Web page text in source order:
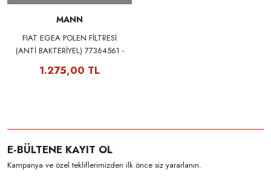
MANN
FIAT EGEA POLEN FİLTRESİ
(ANTİ BAKTERİYEL) 77364561 -
1.275,00 TL
E-BÜLTENE KAYIT OL
Kampanya ve özel tekliflerimizden ilk önce siz yararlanın.